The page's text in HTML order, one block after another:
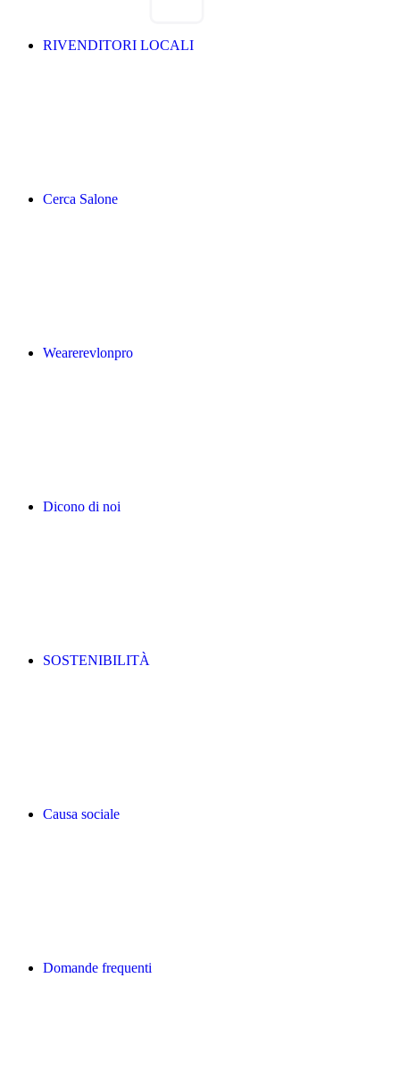
RIVENDITORI LOCALI
Cerca Salone
Wearerevlonpro
Dicono di noi
SOSTENIBILITÀ
Causa sociale
Domande frequenti